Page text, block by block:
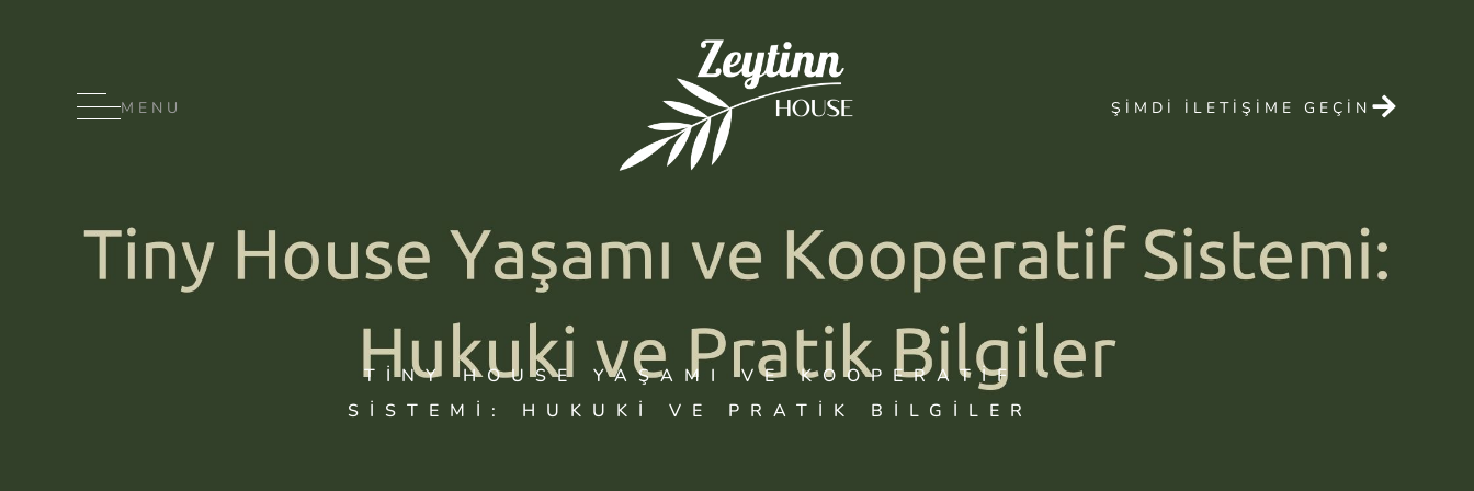
MENU ŞIMDI ILETIŞIME GEÇIN
TINY HOUSE YAŞAMI VE KOOPERATIF
SISTEMI: HUKUKI VE PRATIK BILGILER